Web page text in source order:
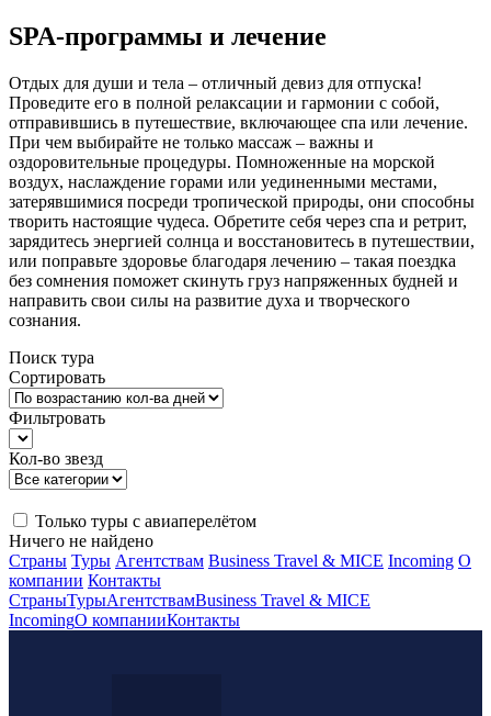
SPA-программы и лечение
Отдых для души и тела – отличный девиз для отпуска!
Проведите его в полной релаксации и гармонии с собой,
отправившись в путешествие, включающее спа или лечение.
При чем выбирайте не только массаж – важны и
оздоровительные процедуры. Помноженные на морской
воздух, наслаждение горами или уединенными местами,
затерявшимися посреди тропической природы, они способны
творить настоящие чудеса. Обретите себя через спа и ретрит,
зарядитесь энергией солнца и восстановитесь в путешествии,
или поправьте здоровье благодаря лечению – такая поездка
без сомнения поможет скинуть груз напряженных будней и
направить свои силы на развитие духа и творческого
сознания.
Поиск тура
Сортировать
Фильтровать
Кол-во звезд
Только туры с авиаперелётом
Ничего не найдено
Страны Туры Агентствам Business Travel & MICE Incoming О
компании Контакты
СтраныТурыАгентствамBusiness Travel & MICE
IncomingО компанииКонтакты